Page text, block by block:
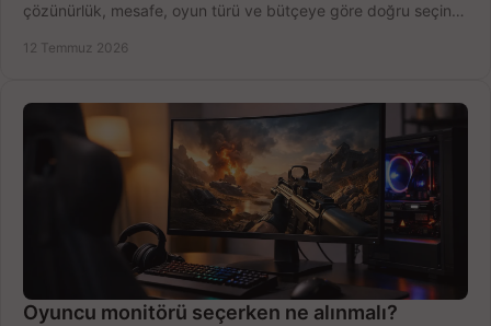
çözünürlük, mesafe, oyun türü ve bütçeye göre doğru seçin,
12 Temmuz 2026
Oyuncu monitörü seçerken ne alınmalı?